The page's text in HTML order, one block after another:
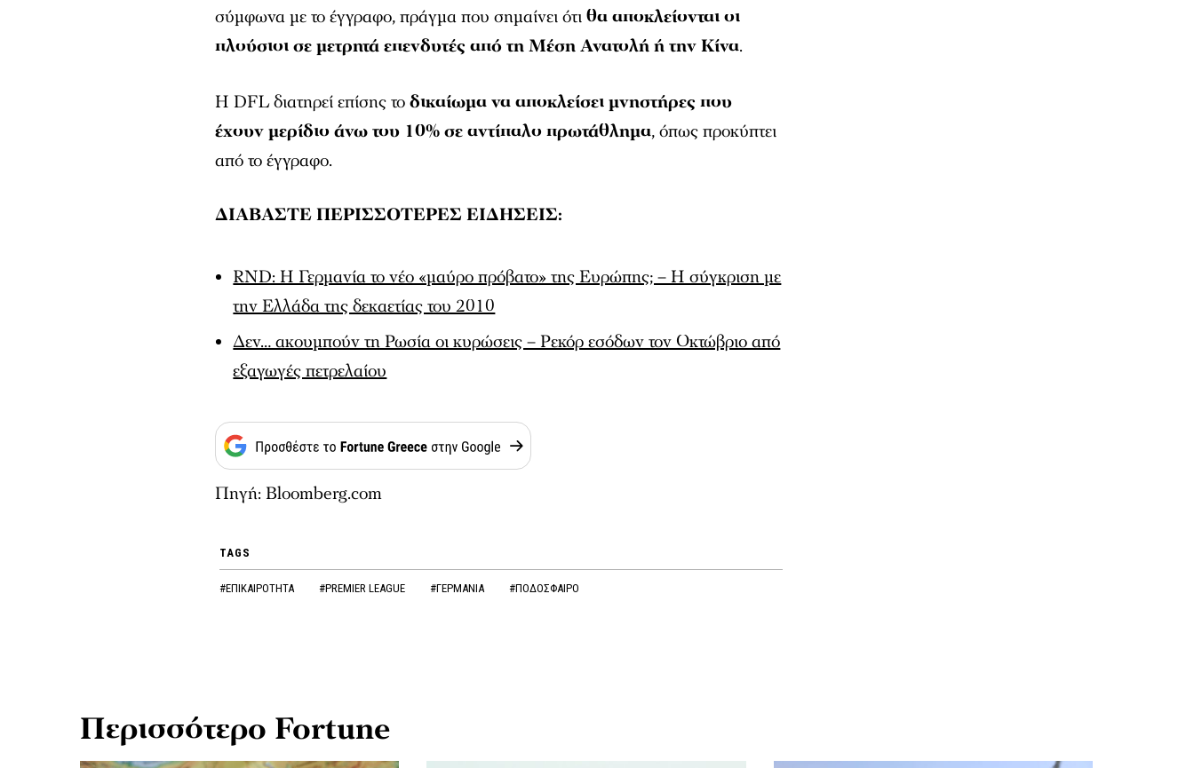
σύμφωνα με το έγγραφο, πράγμα που σημαίνει ότιθα αποκλείονται οι
πλούσιοι σε μετρητά επενδυτές από τη Μέση Ανατολή ή την Κίνα.
Η DFL διατηρεί επίσης τοδικαίωμα να αποκλείσει μνηστήρες που
έχουν μερίδιο άνω του 10% σε αντίπαλο πρωτάθλημα, όπως προκύπτει
από το έγγραφο.
ΔΙΑΒΑΣΤΕ ΠΕΡΙΣΣΟΤΕΡΕΣ ΕΙΔΗΣΕΙΣ:
RND: Η Γερμανία το νέο «μαύρο πρόβατο» της Ευρώπης; – Η σύγκριση με
την Ελλάδα της δεκαετίας του 2010
Δεν… ακουμπούν τη Ρωσία οι κυρώσεις – Ρεκόρ εσόδων τον Οκτώβριο από
εξαγωγές πετρελαίου
Πηγή: Bloomberg.com
TAGS
#ΕΠΙΚΑΙΡΟΤΗΤΑ #PREMIER LEAGUE #ΓΕΡΜΑΝΙΑ #ΠΟΔΟΣΦΑΙΡΟ
Περισσότερο Fortune